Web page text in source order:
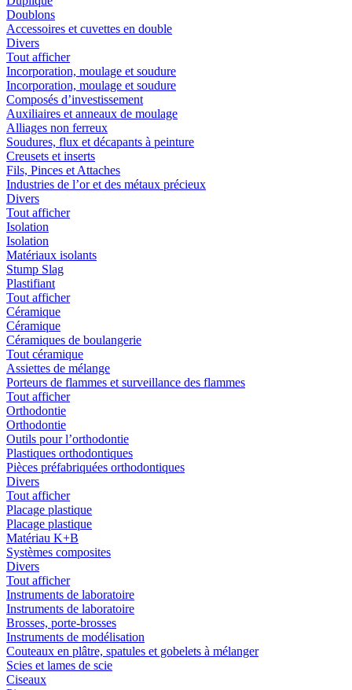
Doublons
Accessoires et cuvettes en double
Divers
Tout afficher
Incorporation, moulage et soudure
Incorporation, moulage et soudure
Composés d’investissement
Auxiliaires et anneaux de moulage
Alliages non ferreux
Soudures, flux et décapants à peinture
Creusets et inserts
Fils, Pinces et Attaches
Industries de l’or et des métaux précieux
Divers
Tout afficher
Isolation
Isolation
Matériaux isolants
Stump Slag
Plastifiant
Tout afficher
Céramique
Céramique
Céramiques de boulangerie
Tout céramique
Assiettes de mélange
Porteurs de flammes et surveillance des flammes
Tout afficher
Orthodontie
Orthodontie
Outils pour l’orthodontie
Plastiques orthodontiques
Pièces préfabriquées orthodontiques
Divers
Tout afficher
Placage plastique
Placage plastique
Matériau K+B
Systèmes composites
Divers
Tout afficher
Instruments de laboratoire
Instruments de laboratoire
Brosses, porte-brosses
Instruments de modélisation
Couteaux en plâtre, spatules et gobelets à mélanger
Scies et lames de scie
Ciseaux